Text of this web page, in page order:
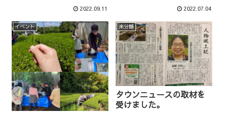
2022.09.11 2022.07.04
イベント 未分類
タウンニュースの取材を
受けました。